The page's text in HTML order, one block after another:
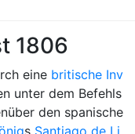
1806
eine britische Inv
unter dem Befehls
den spanische
s Santiago de Li